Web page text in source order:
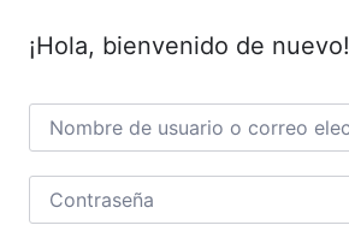
¡Hola, bienvenido de nuevo!